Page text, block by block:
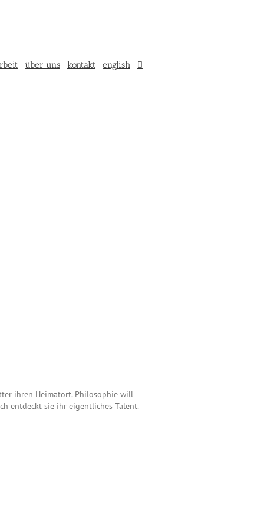
über uns kontakt english
ihren Heimatort. Philosophie will
entdeckt sie ihr eigentliches Talent.